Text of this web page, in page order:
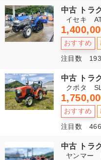
中古 トラ
イセキ
おすすめ
注目数
中古 トラ
クボタ
おすすめ
注目数
中古 トラ
ヤンマー